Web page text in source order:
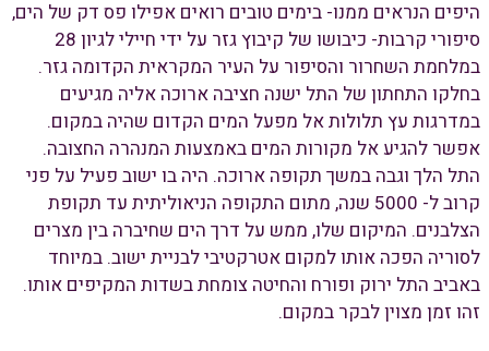
היפים הנראים ממנו- בימים טובים רואים אפילו פס דק של הים,
סיפורי קרבות- כיבושו של קיבוץ גזר על ידי חיילי לגיון 28
במלחמת השחרור והסיפור על העיר המקראית הקדומה גזר.
בחלקו התחתון של התל ישנה חציבה ארוכה אליה מגיעים
במדרגות עץ תלולות אל מפעל המים הקדום שהיה במקום.
אפשר להגיע אל מקורות המים באמצעות המנהרה החצובה.
התל הלך וגבה במשך תקופה ארוכה. היה בו ישוב פעיל על פני
קרוב ל- 5000 שנה, מתום התקופה הניאוליתית עד תקופת
הצלבנים. המיקום שלו, ממש על דרך הים שחיברה בין מצרים
לסוריה הפכה אותו למקום אטרקטיבי לבניית ישוב. במיוחד
באביב התל ירוק ופורח והחיטה צומחת בשדות המקיפים אותו.
זהו זמן מצוין לבקר במקום.